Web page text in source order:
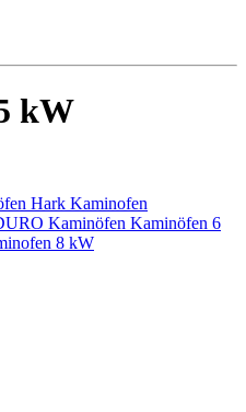
kW
Hark Kaminofen
Kaminöfen Kaminöfen 6
8 kW